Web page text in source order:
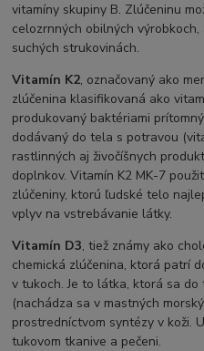
vitamíny skupiny B. Zlúčeninu
celozrnných obilných
suchých strukovinách.
Vitamín K2, označovaný ako
zlúčenina klasifikovaná ako
produkovaný baktériami
dodávaný do tela s potravou
rastlinných aj živočíšnych
doplnkov. Vitamín K2 MK-7
zlúčeniny, ktorú ľudské telo
vplyv na vstrebávanie látky.
Vitamín D3, tiež známy ako
chemická zlúčenina, ktorá patrí
v tukoch. Je to látka, ktorá sa
(nachádza sa v mastných
prostredníctvom syntézy v koži.
tukovom tkanive a pečeni.